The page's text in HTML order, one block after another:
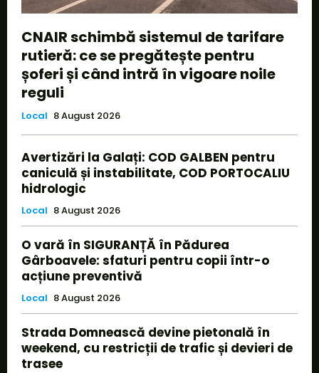
CNAIR schimbă sistemul de tarifare
rutieră: ce se pregătește pentru
șoferi și când intră în vigoare noile
reguli
Local 8 August 2026
Avertizări la Galați: COD GALBEN pentru
caniculă și instabilitate, COD PORTOCALIU
hidrologic
Local 8 August 2026
O vară în SIGURANȚĂ în Pădurea
Gârboavele: sfaturi pentru copii într-o
acțiune preventivă
Local 8 August 2026
Strada Domnească devine pietonală în
weekend, cu restricții de trafic și devieri de
trasee